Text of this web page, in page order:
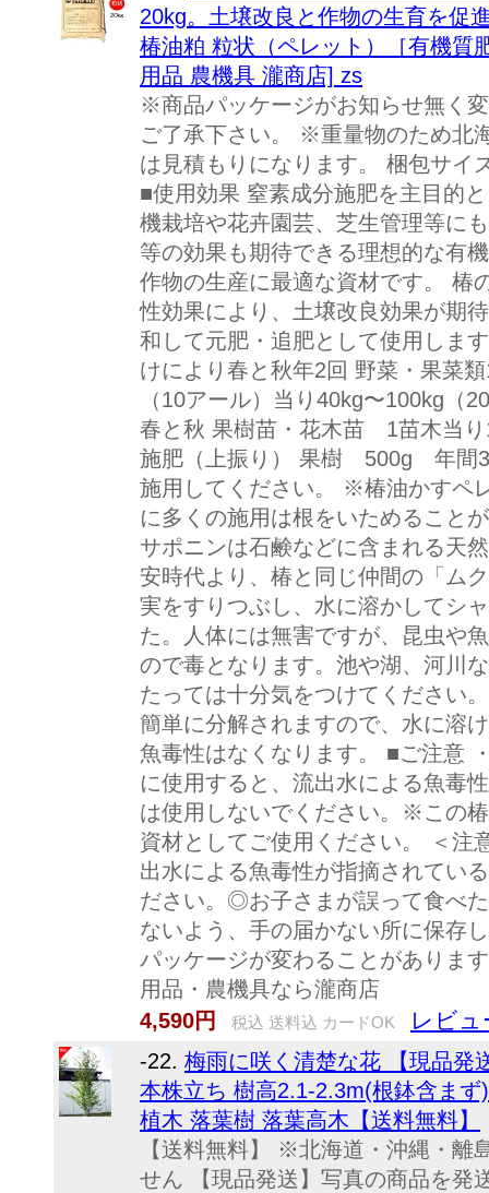
20kg。土壌改良と作物の生育を促
椿油粕 粒状（ペレット）［有機質
用品 農機具 瀧商店] zs
※商品パッケージがお知らせ無く
ご了承下さい。 ※重量物のため北
は見積もりになります。 梱包サイ
■使用効果 窒素成分施肥を主目的
機栽培や花卉園芸、芝生管理等に
等の効果も期待できる理想的な有
作物の生産に最適な資材です。 椿
性効果により、土壌改良効果が期
和して元肥・追肥として使用し
けにより春と秋年2回 野菜・果菜
（10アール）当り40kg〜100kg（
春と秋 果樹苗・花木苗 1苗木当
施肥（上振り） 果樹 500g 年間
施用してください。 ※椿油かすペ
に多くの施用は根をいためること
サポニンは石鹸などに含まれる天
安時代より、椿と同じ仲間の「ム
実をすりつぶし、水に溶かしてシ
た。人体には無害ですが、昆虫や
ので毒となります。池や湖、河川
たっては十分気をつけてください
簡単に分解されますので、水に溶
魚毒性はなくなります。 ■ご注意
に使用すると、流出水による魚毒
は使用しないでください。※この
資材としてご使用ください。 ＜
出水による魚毒性が指摘されてい
ださい。◎お子さまが誤って食べ
ないよう、手の届かない所に保存
パッケージが変わることがありま
用品・農機具なら瀧商店
4,590円
税込 送料込 カードOK レビュ
-22. 梅雨に咲く清楚な花 【現品発
本株立ち 樹高2.1-2.3m(根鉢含ま
植木 落葉樹 落葉高木【送料無料】
【送料無料】 ※北海道・沖縄・離
せん 【現品発送】写真の商品を発